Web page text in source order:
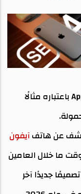
جهاز زهيد التكلفة (إلى حد ما) من Apple باعتباره مثالًا
عن هاتفآيفون
ما خلال العامين
جديدًا آخر